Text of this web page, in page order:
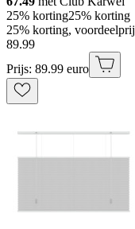
25% korting25% korting
25% korting,
89.99
Prijs: 89.99 euro